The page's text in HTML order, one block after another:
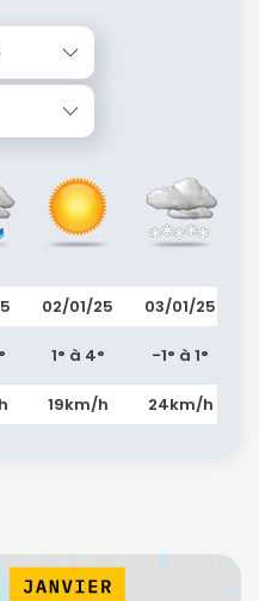
02/01/25
1° à 4°
19km/h
03/01/25
-1° à 1°
24km/h